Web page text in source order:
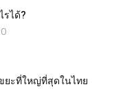
รได้?​
ยะที่ใหญ่ที่สุดในไทย